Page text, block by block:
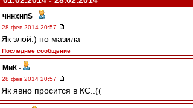
чннхнпS -
28 фев 2014 20:57
Як злой:) но мазила
Последнее сообщение
МиК -
28 фев 2014 20:57
Як явно просится в КС..((